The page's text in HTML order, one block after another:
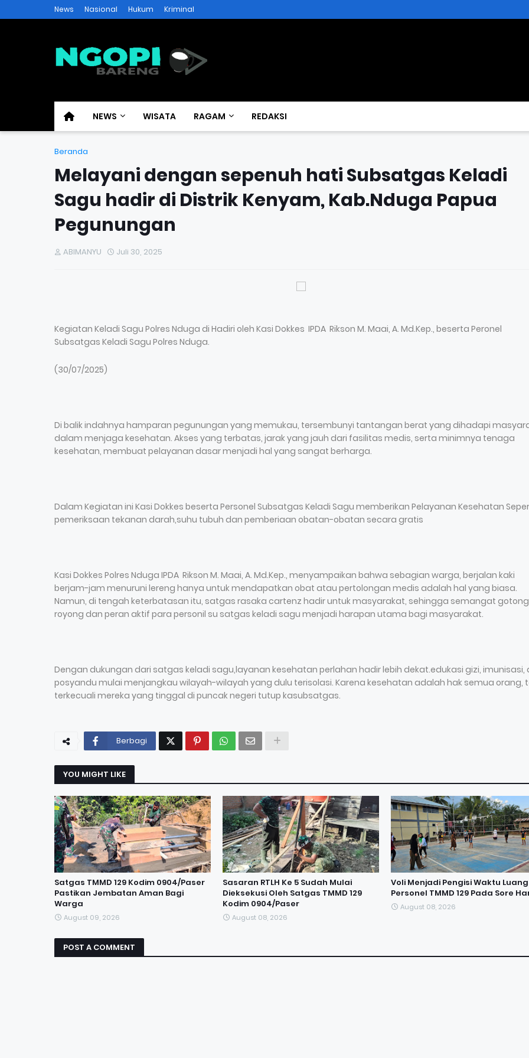
News Nasional Hukum Kriminal
NEWS WISATA RAGAM REDAKSI
Beranda
Melayani dengan sepenuh hati Subsatgas Keladi
Sagu hadir di Distrik Kenyam, Kab.Nduga Papua
Pegunungan
ABIMANYU Juli 30, 2025
Kegiatan Keladi Sagu Polres Nduga di Hadiri oleh Kasi Dokkes IPDA Rikson M. Maai, A. Md.Kep., beserta Peronel
Subsatgas Keladi Sagu Polres Nduga.
(30/07/2025)
Di balik indahnya hamparan pegunungan yang memukau, tersembunyi tantangan berat yang dihadapi
dalam menjaga kesehatan. Akses yang terbatas, jarak yang jauh dari fasilitas medis, serta minimnya tenaga
kesehatan, membuat pelayanan dasar menjadi hal yang sangat berharga.
Dalam Kegiatan ini Kasi Dokkes beserta Personel Subsatgas Keladi Sagu memberikan Pelayanan Kesehatan
pemeriksaan tekanan darah,suhu tubuh dan pemberiaan obatan-obatan secara gratis
Kasi Dokkes Polres Nduga IPDA Rikson M. Maai, A. Md.Kep., menyampaikan bahwa sebagian warga, berjalan kaki
berjam-jam menuruni lereng hanya untuk mendapatkan obat atau pertolongan medis adalah hal yang biasa.
Namun, di tengah keterbatasan itu, satgas rasaka cartenz hadir untuk masyarakat, sehingga semangat gotong
royong dan peran aktif para personil su satgas keladi sagu menjadi harapan utama bagi masyarakat.
Dengan dukungan dari satgas keladi sagu,layanan kesehatan perlahan hadir lebih dekat.edukasi gizi, imunisasi,
posyandu mulai menjangkau wilayah-wilayah yang dulu terisolasi. Karena kesehatan adalah hak semua orang,
terkecuali mereka yang tinggal di puncak negeri tutup kasubsatgas.
Berbagi
YOU MIGHT LIKE
Satgas TMMD 129 Kodim 0904/Paser
Pastikan Jembatan Aman Bagi
Warga
August 09, 2026
Sasaran RTLH Ke 5 Sudah Mulai
Dieksekusi Oleh Satgas TMMD 129
Kodim 0904/Paser
August 08, 2026
Voli Menjadi Pengisi Waktu Luang
Personel TMMD 129 Pada Sore
August 08, 2026
POST A COMMENT